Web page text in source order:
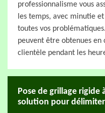
professionnalisme vous
les temps, avec minutie
toutes vos
peuvent être obtenues en
clientèle pendant les
Pose de grillage rigide
solution pour